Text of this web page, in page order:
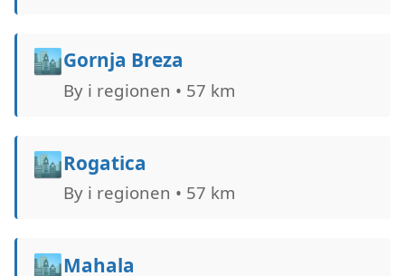
🏙️Gornja Breza
By i regionen • 57 km
🏙️Rogatica
By i regionen • 57 km
🏙️Mahala